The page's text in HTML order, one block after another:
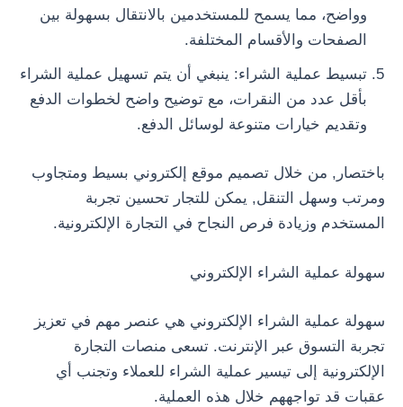
وواضح، مما يسمح للمستخدمين بالانتقال بسهولة بين
الصفحات والأقسام المختلفة.
تبسيط عملية الشراء: ينبغي أن يتم تسهيل عملية الشراء
بأقل عدد من النقرات، مع توضيح واضح لخطوات الدفع
وتقديم خيارات متنوعة لوسائل الدفع.
باختصار, من خلال تصميم موقع إلكتروني بسيط ومتجاوب
ومرتب وسهل التنقل, يمكن للتجار تحسين تجربة
المستخدم وزيادة فرص النجاح في التجارة الإلكترونية.
سهولة عملية الشراء الإلكتروني
سهولة عملية الشراء الإلكتروني هي عنصر مهم في تعزيز
تجربة التسوق عبر الإنترنت. تسعى منصات التجارة
الإلكترونية إلى تيسير عملية الشراء للعملاء وتجنب أي
عقبات قد تواجههم خلال هذه العملية.